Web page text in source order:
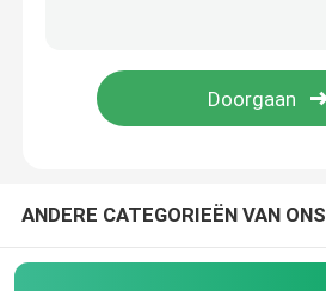
Diesel van Ricardo generator
ANDERE CATEGORIEËN VAN ONS